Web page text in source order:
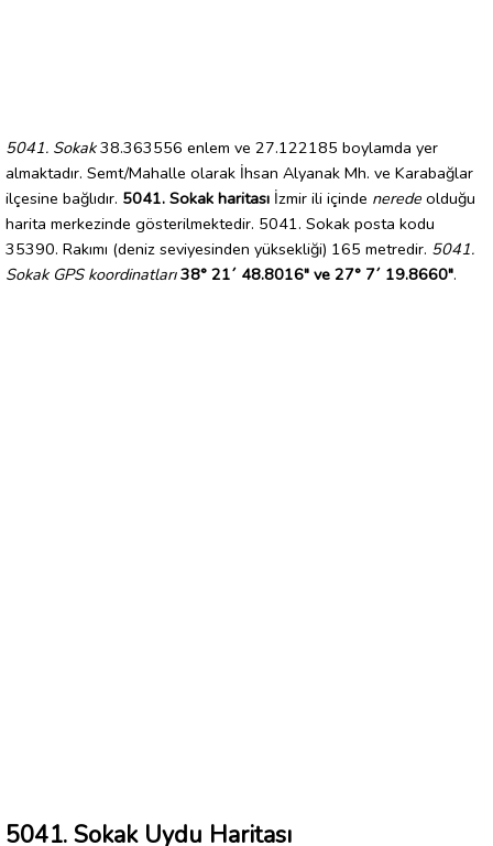
5041. Sokak38.363556 enlem ve 27.122185 boylamda yer
almaktadır. Semt/Mahalle olarak İhsan Alyanak Mh. ve Karabağlar
ilçesine bağlıdır. 5041. Sokak haritası İzmir ili içinde nerede olduğu
harita merkezinde gösterilmektedir. 5041. Sokak posta kodu
35390. Rakımı (deniz seviyesinden yüksekliği) 165 metredir. 5041.
Sokak GPS koordinatları 38° 21´ 48.8016" ve 27° 7´ 19.8660".
5041. Sokak Uydu Haritası